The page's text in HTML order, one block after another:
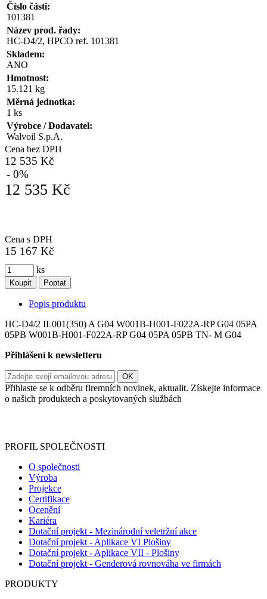
Číslo části:
101381
Název prod. řady:
HC-D4/2, HPCO ref. 101381
Skladem:
ANO
Hmotnost:
15.121 kg
Měrná jednotka:
1 ks
Výrobce / Dodavatel:
Walvoil S.p.A.
Cena bez DPH
12 535 Kč
- 0%
12 535 Kč
Cena s DPH
15 167 Kč
ks
Koupit Poptat
Popis produktu
HC-D4/2 IL001(350) A G04 W001B-H001-F022A-RP G04 05PA
05PB W001B-H001-F022A-RP G04 05PA 05PB TN- M G04
Přihlášení k newsletteru
Přihlaste se k odběru firemních novinek, aktualit. Získejte informace
o našich produktech a poskytovaných službách
PROFIL SPOLEČNOSTI
O společnosti
Výroba
Projekce
Certifikace
Ocenění
Kariéra
Dotační projekt - Mezinárodní veletržní akce
Dotační projekt - Aplikace VI Plošiny
Dotační projekt - Aplikace VII - Plošiny
Dotační projekt - Genderová rovnováha ve firmách
PRODUKTY